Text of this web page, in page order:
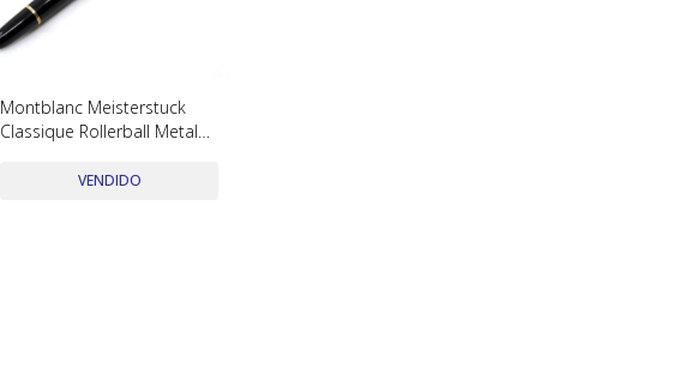
Montblanc Meisterstuck
Classique Rollerball Metal
VENDIDO